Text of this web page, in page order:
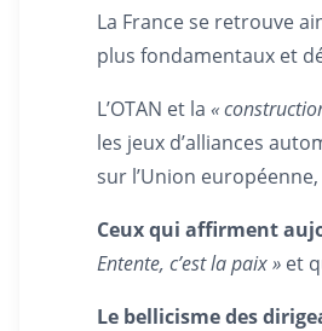
La France se retrouve
plus fondamentaux et
L’OTAN et la «
les jeux d’alliances
sur l’Union
Ceux qui affirment
Entente, c’est la paix » et
Le bellicisme des